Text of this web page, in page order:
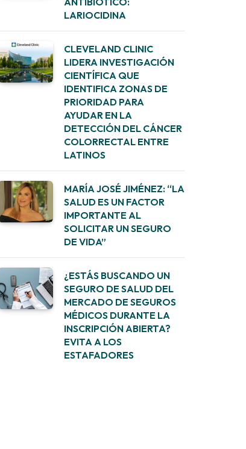
LARIOCIDINA
CLEVELAND CLINIC
LIDERA INVESTIGACIÓN
CIENTÍFICA QUE
IDENTIFICA ZONAS DE
PRIORIDAD PARA
AYUDAR EN LA
DETECCIÓN DEL CÁNCER
COLORRECTAL ENTRE
LATINOS
MARÍA JOSÉ JIMÉNEZ: “LA
SALUD ES UN FACTOR
IMPORTANTE AL
SOLICITAR UN SEGURO
DE VIDA”
¿ESTÁS BUSCANDO UN
SEGURO DE SALUD DEL
MERCADO DE SEGUROS
MÉDICOS DURANTE LA
INSCRIPCIÓN ABIERTA?
EVITA A LOS
ESTAFADORES